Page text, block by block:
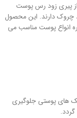
از پیری زود رس پوست
چروک دارند. این محصول
انواع پوست مناسب می
لک های پوستی جلوگیری